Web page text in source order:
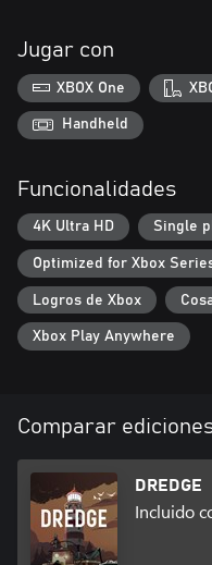
capacidades para sobrevivir
cuando anochece.
Jugar con
XBOX One
Handheld
Funcionalidades
4K Ultra HD Single
Optimized for Xbox
Logros de Xbox
Xbox Play Anywhere
Comparar
DREDGE
Incluido